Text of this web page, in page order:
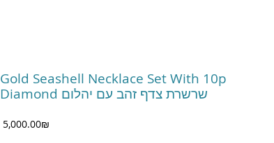
Gold Seashell Necklace Set With 10p
Diamond שרשרת צדף זהב עם יהלום
‏5,000.00 ‏₪